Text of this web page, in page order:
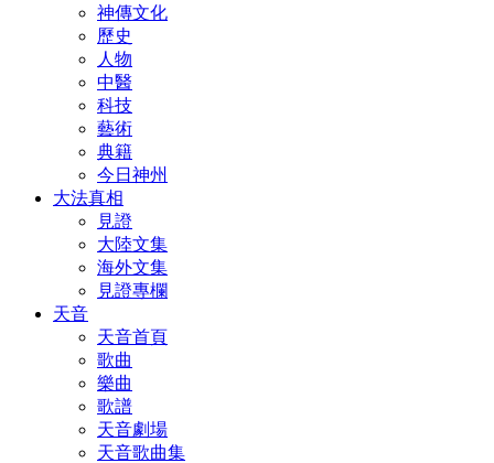
神傳文化
歷史
人物
中醫
科技
藝術
典籍
今日神州
大法真相
見證
大陸文集
海外文集
見證專欄
天音
天音首頁
歌曲
樂曲
歌譜
天音劇場
天音歌曲集